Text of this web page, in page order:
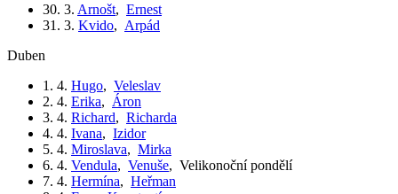
30. 3. Arnošt, Ernest
31. 3. Kvido, Arpád
duben
1. 4. Hugo, Veleslav
2. 4. Erika, Áron
3. 4. Richard, Richarda
4. 4. Ivana, Izidor
5. 4. Miroslava, Mirka
6. 4. Vendula, Venuše, Velikonoční pondělí
7. 4. Hermína, Heřman